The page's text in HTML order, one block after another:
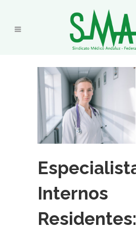
Internos